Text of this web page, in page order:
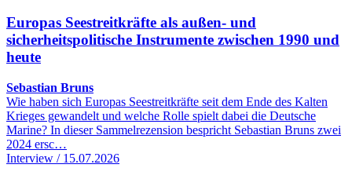
Europas Seestreitkräfte als außen- und
sicherheitspolitische Instrumente zwischen 1990 und
heute
Sebastian Bruns
Wie haben sich Europas Seestreitkräfte seit dem Ende des Kalten
Krieges gewandelt und welche Rolle spielt dabei die Deutsche
Marine? In dieser Sammelrezension bespricht Sebastian Bruns zwei
2024 ersc…
Interview / 15.07.2026